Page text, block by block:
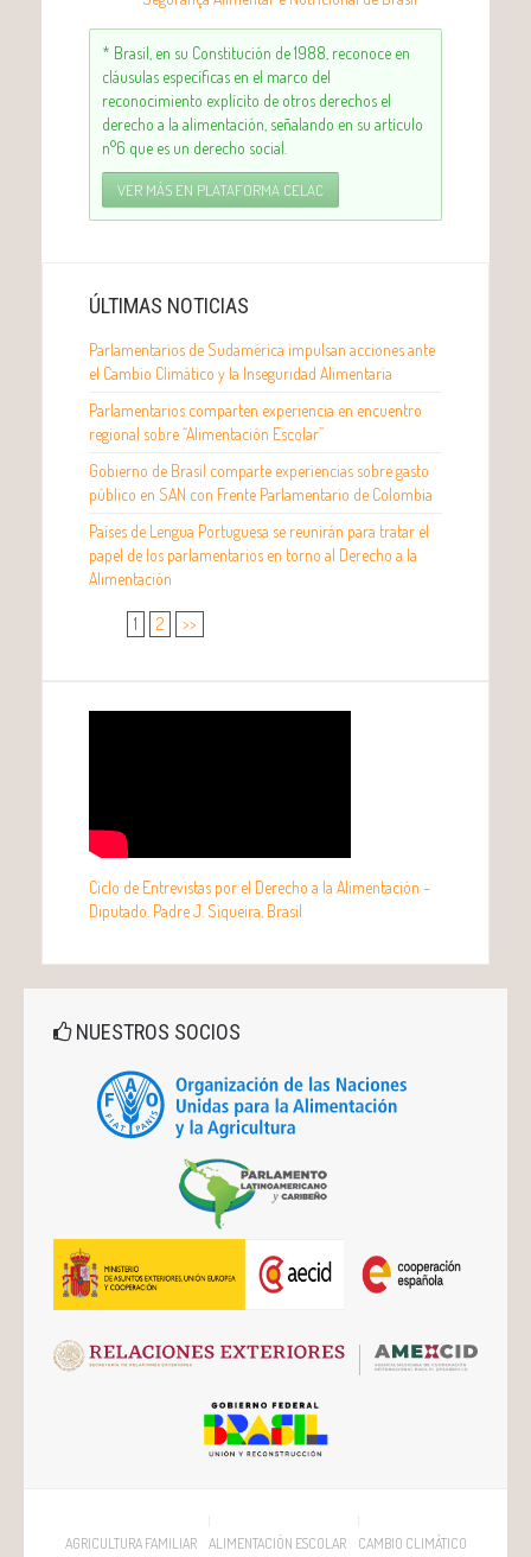
* Brasil, en su Constitución de 1988, reconoce en
cláusulas específicas en el marco del
reconocimiento explícito de otros derechos el
derecho a la alimentación, señalando en su artículo
n°6 que es un derecho social.
VER MÁS EN PLATAFORMA CELAC
ÚLTIMAS NOTICIAS
Parlamentarios de Sudamérica impulsan acciones ante
el Cambio Climático y la Inseguridad Alimentaria
Parlamentarios comparten experiencia en encuentro
regional sobre “Alimentación Escolar”
Gobierno de Brasil comparte experiencias sobre gasto
público en SAN con Frente Parlamentario de Colombia
Países de Lengua Portuguesa se reunirán para tratar el
papel de los parlamentarios en torno al Derecho a la
Alimentación
1 2 >>
Ciclo de Entrevistas por el Derecho a la Alimentación –
Diputado. Padre J. Siqueira, Brasil
NUESTROS SOCIOS
AGRICULTURA FAMILIAR ALIMENTACIÓN ESCOLAR CAMBIO CLIMÁTICO